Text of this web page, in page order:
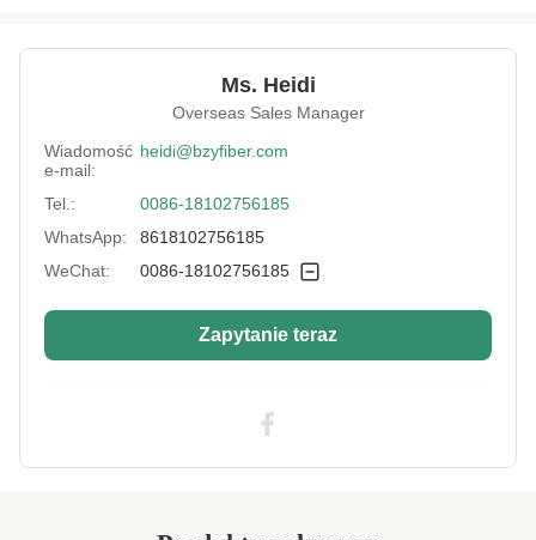
Specification: 1,67 gł.*51 mm
Rodzinny
Color: Biały
Siliconized/Non-
Silicified:
niesilifikowany
Ms. Heidi
Overseas Sales Manager
Wiadomość
e-mail:
heidi@bzyfiber.com
Tel.:
0086-18102756185
WhatsApp:
8618102756185
WeChat:
0086-18102756185
Zapytanie teraz